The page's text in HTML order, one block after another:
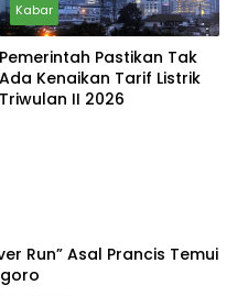
Kabar
Pemerintah Pastikan Tak
Ada Kenaikan Tarif Listrik
Triwulan II 2026
Run” Asal Prancis Temui